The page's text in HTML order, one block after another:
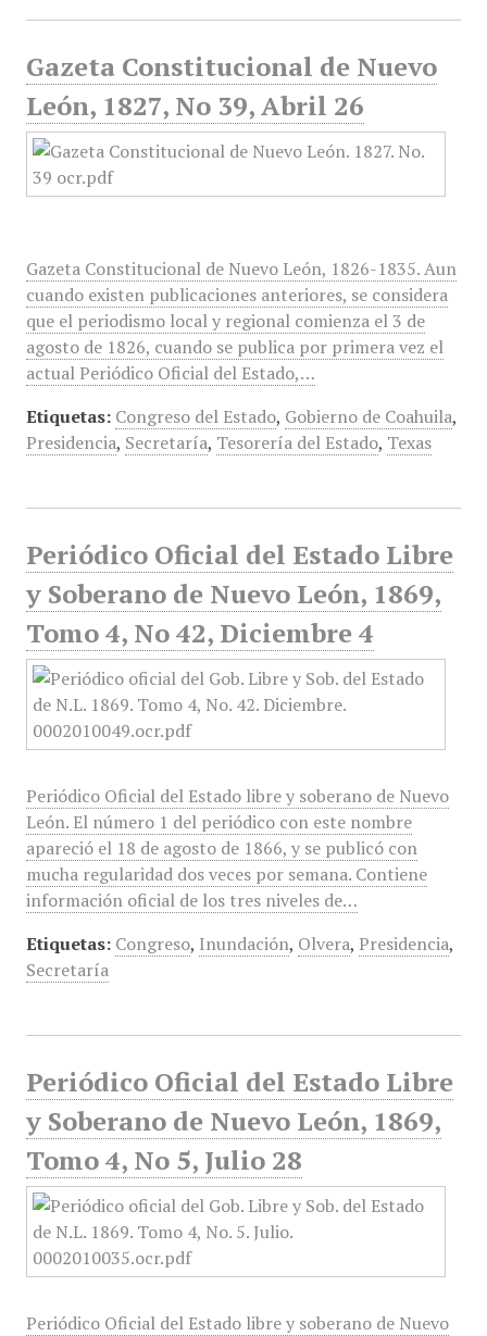
Gazeta Constitucional de Nuevo
León, 1827, No 39, Abril 26
Gazeta Constitucional de Nuevo León, 1826-1835. Aun
cuando existen publicaciones anteriores, se considera
que el periodismo local y regional comienza el 3 de
agosto de 1826, cuando se publica por primera vez el
actual Periódico Oficial del Estado,…
Etiquetas: Congreso del Estado, Gobierno de Coahuila,
Presidencia, Secretaría, Tesorería del Estado, Texas
Periódico Oficial del Estado Libre
y Soberano de Nuevo León, 1869,
Tomo 4, No 42, Diciembre 4
Periódico Oficial del Estado libre y soberano de Nuevo
León. El número 1 del periódico con este nombre
apareció el 18 de agosto de 1866, y se publicó con
mucha regularidad dos veces por semana. Contiene
información oficial de los tres niveles de…
Etiquetas: Congreso, Inundación, Olvera, Presidencia,
Secretaría
Periódico Oficial del Estado Libre
y Soberano de Nuevo León, 1869,
Tomo 4, No 5, Julio 28
Periódico Oficial del Estado libre y soberano de Nuevo